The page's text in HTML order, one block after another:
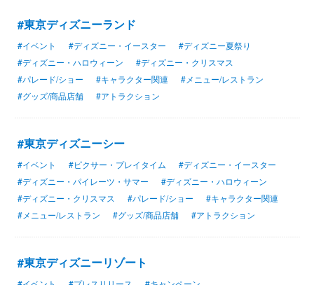
#東京ディズニーランド
#イベント #ディズニー・イースター
#ディズニー夏祭り
#ディズニー・ハロウィーン
#ディズニー・クリスマス
#パレード/ショー
#キャラクター関連
#メニュー/レストラン
#グッズ/商品店舗
#アトラクション
#東京ディズニーシー
#イベント #ピクサー・プレイタイム
#ディズニー・イースター
#ディズニー・パイレーツ・サマー
#ディズニー・ハロウィーン
#ディズニー・クリスマス
#パレード/ショー
#キャラクター関連
#メニュー/レストラン
#グッズ/商品店舗 #アトラクション
#東京ディズニーリゾート